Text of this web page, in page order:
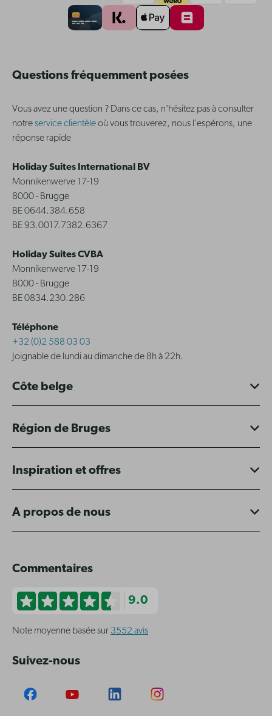
Questions fréquemment posées
Vous avez une question ? Dans ce cas, n'hésitez pas à consulter
notreservice clientèleoù vous trouverez, nous l'espérons, une
réponse rapide
Holiday Suites International BV
Monnikenwerve 17-19
8000 - Brugge
BE 0644.384.658
BE 93.0017.7382.6367
Holiday Suites CVBA
Monnikenwerve 17-19
8000 - Brugge
BE 0834.230.286
Téléphone
+32 (0)2 588 03 03
Joignable de lundi au dimanche de 8h à 22h.
Côte belge
Région de Bruges
Inspiration et offres
A propos de nous
Commentaires
9.0
Note moyenne basée sur 3552 avis
Suivez-nous